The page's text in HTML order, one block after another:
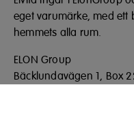
eget varumärke, med
hemmets alla rum.
ELON Group
Bäcklundavägen 1, Box